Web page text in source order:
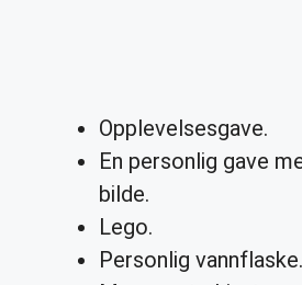
Opplevelsesgave.
En personlig gave
bilde.
Lego.
Personlig vannflaske.